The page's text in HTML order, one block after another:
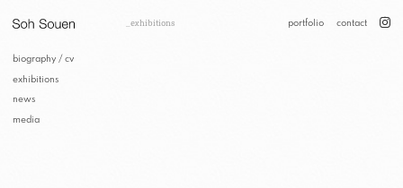
biography / cv
exhibitions
news
media
portfolio contact
exhibitions